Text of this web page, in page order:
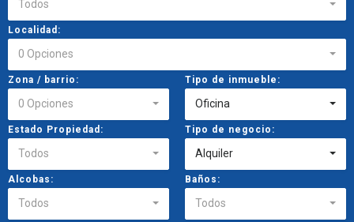
Todos
Localidad:
0 Opciones
Zona / barrio:
0 Opciones
Tipo de inmueble:
Oficina
Estado Propiedad:
Todos
Tipo de negocio:
Alquiler
Alcobas:
Todos
Baños:
Todos